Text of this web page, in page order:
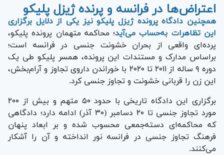
اعتراض‌ها در فرانسه و پرنده ژیزل پلیکو
همچنین دادگاه پرونده ژیزل پلیکو نیز یکی از دلایل برگزاری
این تظاهرات به‌حساب می‌آید؛ محاکمه متهمان پرونده پلیکو،
پرده‌ای واقعی از بحران خشونت جنسی در فرانسه است؛
براساس مدارک و مستندات این پرونده، همسر پلیکو طی یک
دوره ۹ ساله از ۲۰۱۱ تا ۲۰۲۰ با خوراندن داروی تجاوز و آرام‌بخش،
این زن را قربانی خشونت و تجاوز جنسی کرد.
برگزاری این دادگاه تاریخی با حدود ۵۰ متهم و بیش از ۲۰۰
مورد تجاوز جنسی تا ۲۰ دسامبر (۳۰ آذر) ادامه دارد؛ دادگاهی
که محاکمه‌ای دسته‌جمعی محسوب شده و بر ابعاد پنهان
فرهنگ تجاوز جنسی در فرانسه نور انداخته و آن را آشکار
می‌کنند.